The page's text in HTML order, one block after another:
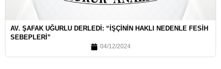
AV. ŞAFAK UĞURLU DERLEDI: “İŞÇININ HAKLI NEDENLE FESIH
SEBEPLERI”
04/12/2024